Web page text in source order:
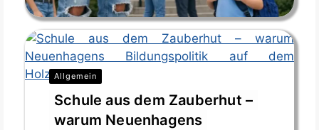
Allgemein
Schule aus dem Zauberhut –
warum Neuenhagens